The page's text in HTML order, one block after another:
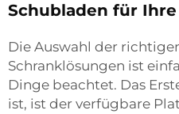
Schubladen für
Die Auswahl der
Schranklösungen ist
Dinge beachtet. Das
ist, ist der verfügbare